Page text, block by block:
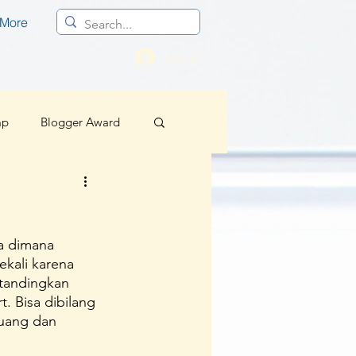
More
Blogger Award
Berita Baik Regional
dimana
karena
Bisa dibilang
dan